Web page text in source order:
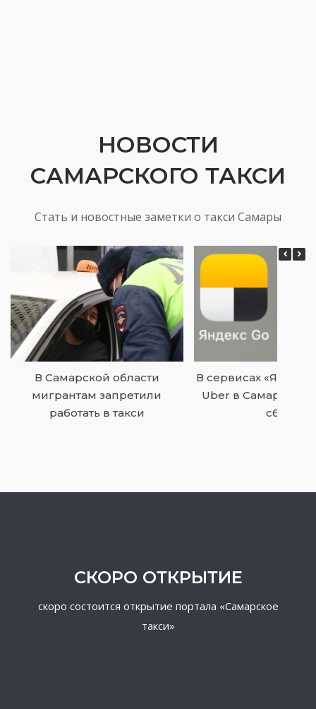
НОВОСТИ
САМАРСКОГО ТАКСИ
Стать и новостные заметки о такси Самары
В Самарской области
мигрантам запретили
работать в такси
В сервисах
Uber в Самаре
сбои
СКОРО ОТКРЫТИЕ
скоро состоится открытие портала «Самарское
такси»